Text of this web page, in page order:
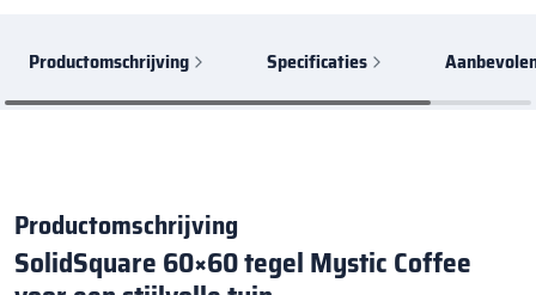
Productomschrijving Specificaties
Productomschrijving
SolidSquare 60×60 tegel Mystic Coffee